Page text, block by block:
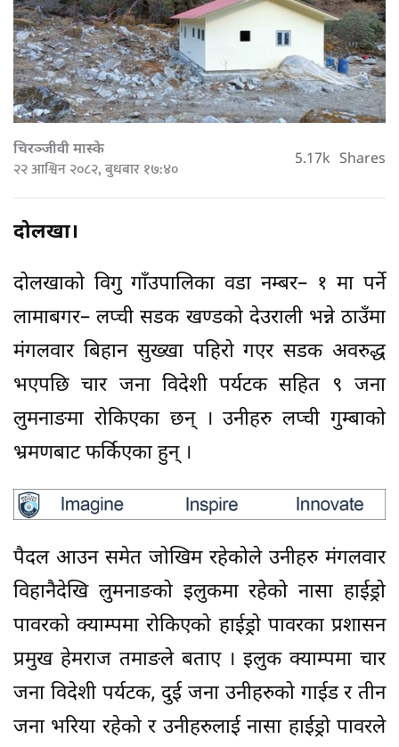
चिरञ्जीवी मास्के
२२ आश्विन २०८२, बुधबार १७:४० 5.17k Shares
दोलखा।
दोलखाको विगु गाँउपालिका वडा नम्बर– १ मा पर्ने
लामाबगर– लप्ची सडक खण्डको देउराली भन्ने ठाउँमा
मंगलवार बिहान सुख्खा पहिरो गएर सडक अवरुद्ध
भएपछि चार जना विदेशी पर्यटक सहित ९ जना
लुमनाङमा रोकिएका छन् । उनीहरु लप्ची गुम्बाको
भ्रमणबाट फर्किएका हुन् ।
पैदल आउन समेत जोखिम रहेकोले उनीहरु मंगलवार
विहानैदेखि लुमनाङको इलुकमा रहेको नासा हाईड्रो
पावरको क्याम्पमा रोकिएको हाईड्रो पावरका प्रशासन
प्रमुख हेमराज तमाङले बताए । इलुक क्याम्पमा चार
जना विदेशी पर्यटक, दुई जना उनीहरुको गाईड र तीन
जना भरिया रहेको र उनीहरुलाई नासा हाईड्रो पावरले